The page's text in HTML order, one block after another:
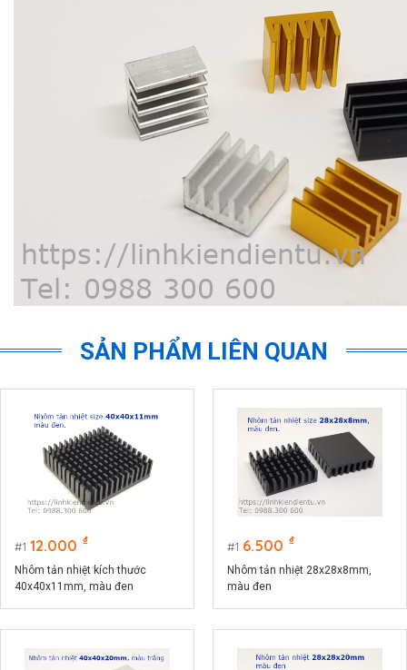
SẢN PHẨM LIÊN QUAN
1 12.000 ₫
Nhôm tản nhiệt kích thước
40x40x11mm, màu đen
1 6.500 ₫
Nhôm tản nhiệt 28x28x8mm,
màu đen